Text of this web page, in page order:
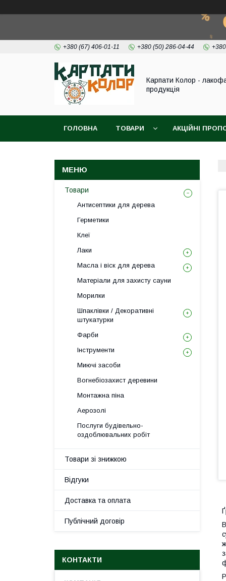
+380 (67) 406-01-11 +380 (50) 286-04-44
Карпати Колор -
продукція
ГОЛОВНА ТОВАРИ АКЦІЙНІ
Товари
Антисептики для дерева
Герметики
Клеї
Лаки
Масла і віск для дерева
Матеріали для захисту сауни
Морилки
Шпаклівки / Декоративні
штукатурки
Фарби
Інструменти
Миючі засоби
Вогнебіозахист деревини
Монтажна піна
Аерозолі
Послуги будівельно-
оздоблювальних робіт
Товари зі знижкою
Відгуки
Доставка та оплата
Публічний договір
КОНТАКТИ